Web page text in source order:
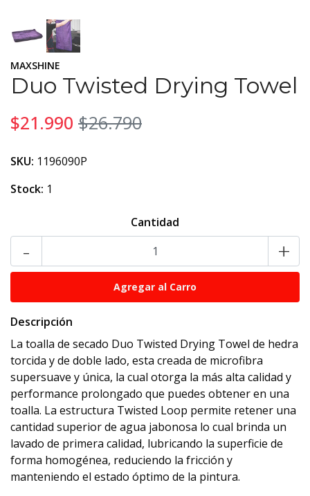
MAXSHINE
Duo Twisted Drying Towel
$21.990 $26.790
SKU: 1196090P
Stock: 1
Cantidad
- +
Descripción
La toalla de secado Duo Twisted Drying Towel de hedra
torcida y de doble lado, esta creada de microfibra
supersuave y única, la cual otorga la más alta calidad y
performance prolongado que puedes obtener en una
toalla. La estructura Twisted Loop permite retener una
cantidad superior de agua jabonosa lo cual brinda un
lavado de primera calidad, lubricando la superficie de
forma homogénea, reduciendo la fricción y
manteniendo el estado óptimo de la pintura.